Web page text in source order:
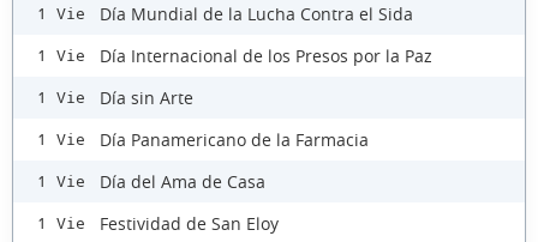
1 Vie Día Mundial de la Lucha Contra el Sida
1 Vie Día Internacional de los Presos por la Paz
1 Vie Día sin Arte
1 Vie Día Panamericano de la Farmacia
1 Vie Día del Ama de Casa
1 Vie Festividad de San Eloy